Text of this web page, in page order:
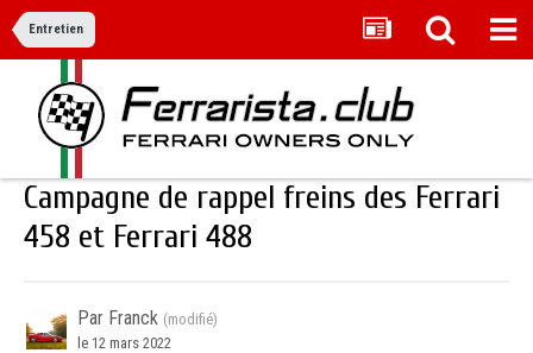
Entretien
Campagne de rappel freins des Ferrari
458 et Ferrari 488
Par Franck (modifié)
le 12 mars 2022